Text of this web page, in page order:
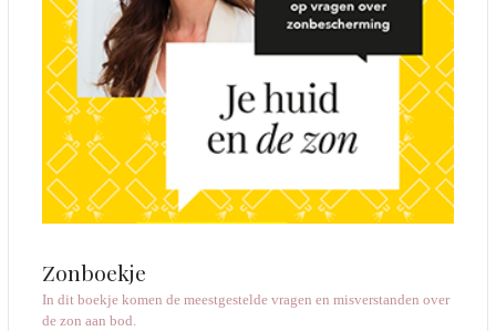
Zonboekje
In dit boekje komen de meestgestelde vragen en misverstanden over
de zon aan bod.